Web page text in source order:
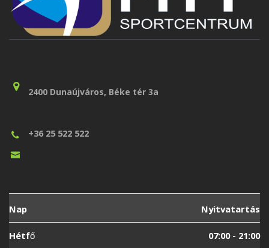
2400 Dunaújváros, Béke tér 3a
+36 25 522 522
Nap Nyitvatartás
Hétfő 07:00 - 21:00